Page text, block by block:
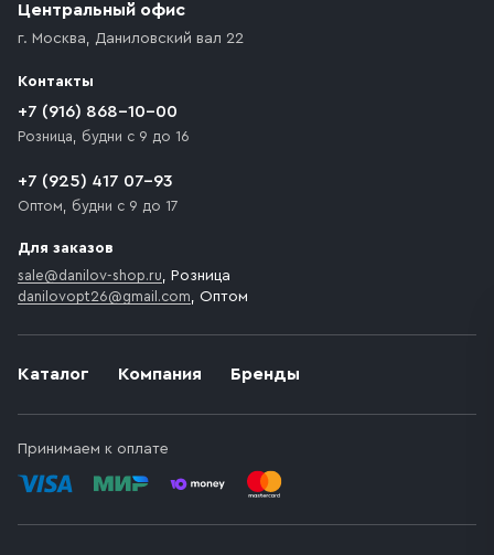
Каталог Компания Бренды
Принимаем к оплате
Центральный офис
г. Москва, Даниловский вал 22
Контакты
+7 (916) 868-10-00
Розница, будни с 9 до 16
+7 (925) 417 07-93
Оптом, будни с 9 до 17
Для заказов
sale@danilov-shop.ru, Розница
danilovopt26@gmail.com, Оптом